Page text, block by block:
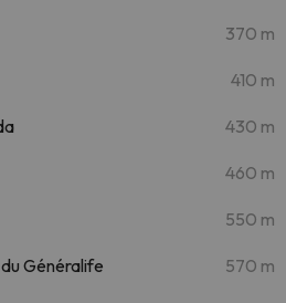
370 m
410 m
430 m
460 m
550 m
Généralife 570 m